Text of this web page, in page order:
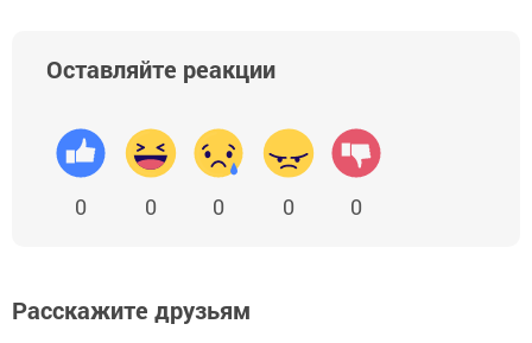
Оставляйте реакции
0 0 0 0 0
Расскажите друзьям